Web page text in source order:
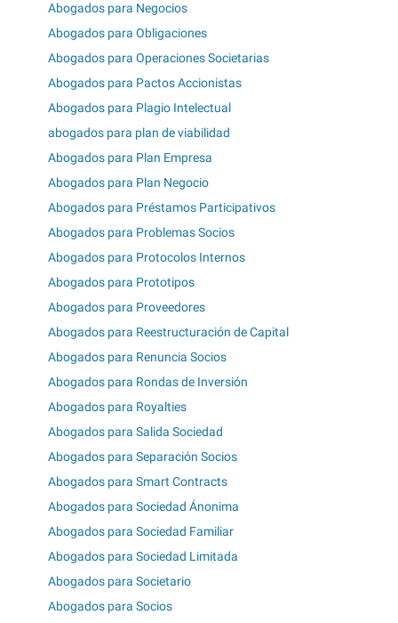
Abogados para Negocios
Abogados para Obligaciones
Abogados para Operaciones Societarias
Abogados para Pactos Accionistas
Abogados para Plagio Intelectual
abogados para plan de viabilidad
Abogados para Plan Empresa
Abogados para Plan Negocio
Abogados para Préstamos Participativos
Abogados para Problemas Socios
Abogados para Protocolos Internos
Abogados para Prototipos
Abogados para Proveedores
Abogados para Reestructuración de Capital
Abogados para Renuncia Socios
Abogados para Rondas de Inversión
Abogados para Royalties
Abogados para Salida Sociedad
Abogados para Separación Socios
Abogados para Smart Contracts
Abogados para Sociedad Ánonima
Abogados para Sociedad Familiar
Abogados para Sociedad Limitada
Abogados para Societario
Abogados para Socios